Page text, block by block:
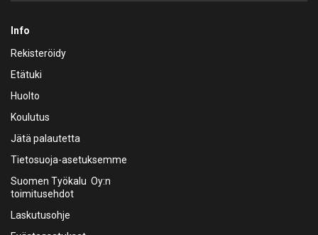
Info
Rekisteröidy
Etätuki
Huolto
Koulutus
Jätä palautetta
Tietosuoja-asetuksemme
Suomen Työkalu Oy:n
toimitusehdot
Laskutusohje